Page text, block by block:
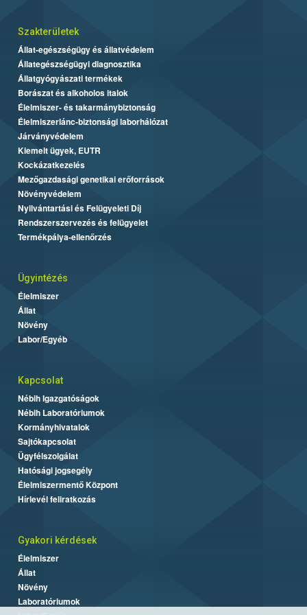
Szakterületek
Állat-egészségügy és állatvédelem
Állategészségügyi diagnosztika
Állatgyógyászati termékek
Borászat és alkoholos italok
Élelmiszer- és takarmánybiztonság
Élelmiszerlánc-biztonsági laborhálózat
Járványvédelem
Kiemelt ügyek, EUTR
Kockázatkezelés
Mezőgazdasági genetikai erőforrások
Növényvédelem
Nyilvántartási és Felügyeleti Díj
Rendszerszervezés és felügyelet
Termékpálya-ellenőrzés
Ügyintézés
Élelmiszer
Állat
Növény
Labor/Egyéb
Kapcsolat
Nébih Igazgatóságok
Nébih Laboratóriumok
Kormányhivatalok
Sajtókapcsolat
Ügyfélszolgálat
Hatósági jogsegély
Élelmiszermentő Központ
Hírlevél feliratkozás
Gyakori kérdések
Élelmiszer
Állat
Növény
Laboratóriumok